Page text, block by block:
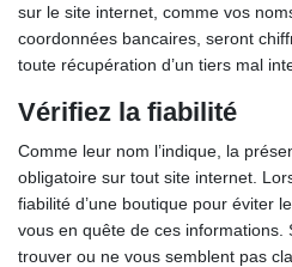
sur le site internet, comme vos
coordonnées bancaires, seront
toute récupération d’un tiers mal
Vérifiez la fiabilité
Comme leur nom l’indique, la
obligatoire sur tout site internet.
fiabilité d’une boutique pour éviter
vous en quête de ces informations.
trouver ou ne vous semblent pas